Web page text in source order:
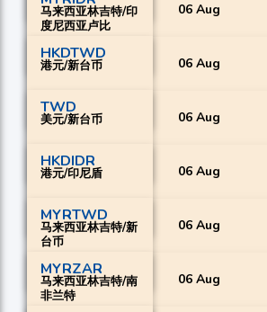
马来西亚林吉特/印
度尼西亚卢比
06 Aug
HKDTWD
港元/新台币 06 Aug
TWD
美元/新台币 06 Aug
HKDIDR
港元/印尼盾 06 Aug
MYRTWD
马来西亚林吉特/新
台币
06 Aug
MYRZAR
马来西亚林吉特/南
非兰特
06 Aug